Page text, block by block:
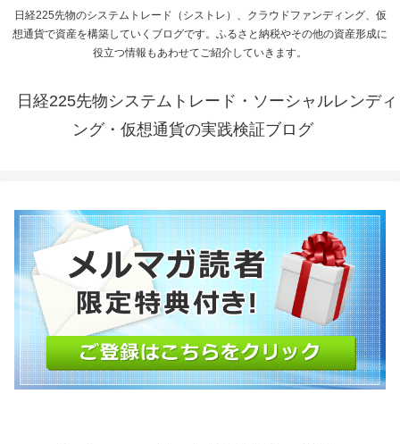
日経225先物のシステムトレード（シストレ）、クラウドファンディング、仮
想通貨で資産を構築していくブログです。ふるさと納税やその他の資産形成に
役立つ情報もあわせてご紹介していきます。
日経225先物システムトレード・ソーシャルレンディ
ング・仮想通貨の実践検証ブログ